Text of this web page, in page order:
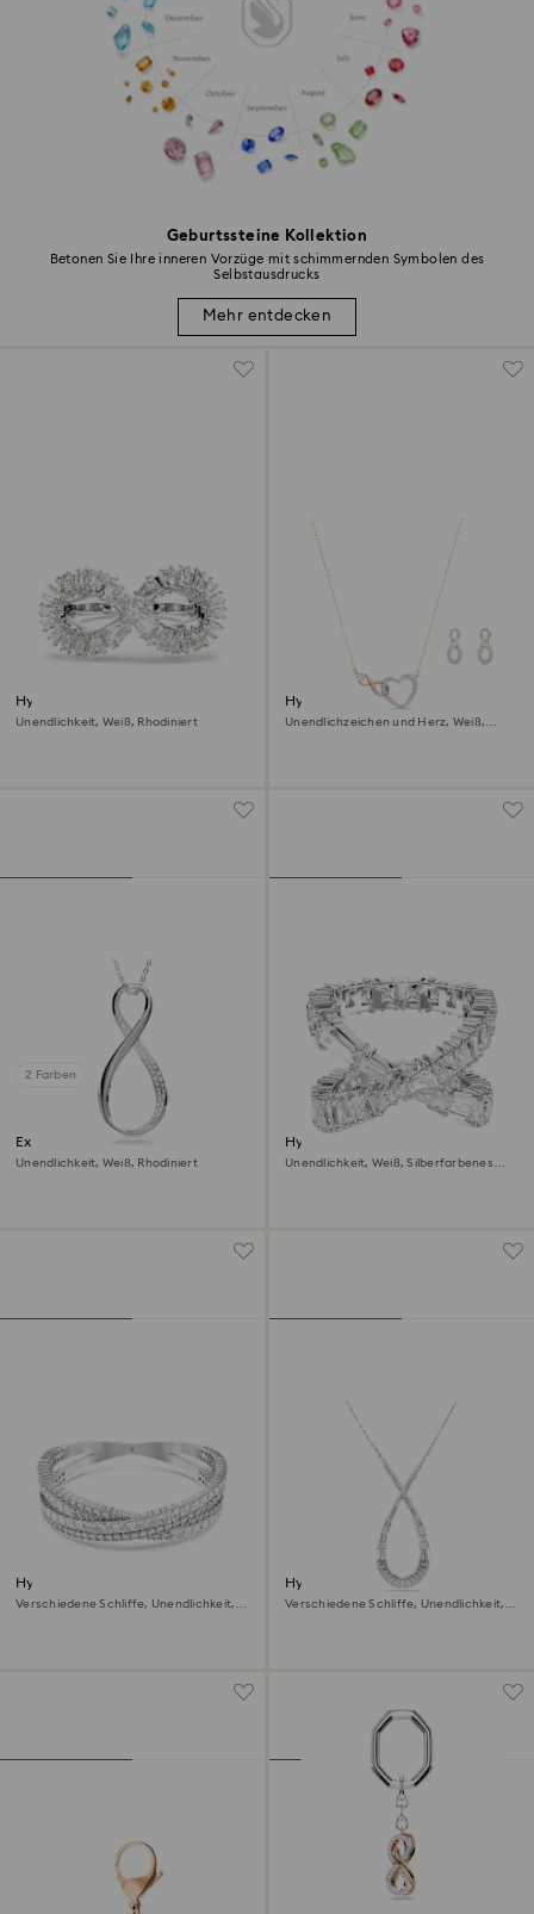
Geburtssteine Kollektion
Betonen Sie Ihre inneren Vorzüge mit schimmernden Symbolen des
Selbstausdrucks
Mehr entdecken
Hyperbola Cocktailring
Unendlichkeit, Weiß, Rhodiniert
Hyperbola Set
Unendlichzeichen und Herz, Weiß,
2 Farben
Exist Anhänger
Unendlichkeit, Weiß, Rhodiniert
Hyperbola Ring
Unendlichkeit, Weiß, Silberfarbenes
Hyperbola Armreif
Verschiedene Schliffe, Unendlichkeit,
Hyperbola Anhänger
Verschiedene Schliffe, Unendlichkeit,